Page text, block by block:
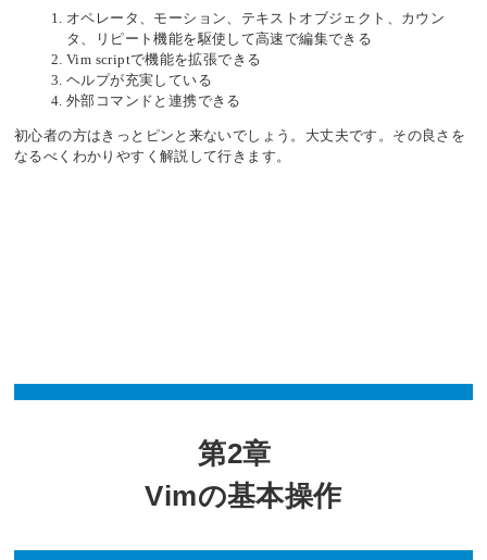
オペレータ、モーション、テキストオブジェクト、カウン
タ、リピート機能を駆使して高速で編集できる
Vim scriptで機能を拡張できる
ヘルプが充実している
外部コマンドと連携できる
初心者の方はきっとピンと来ないでしょう。大丈夫です。その良さを
なるべくわかりやすく解説して行きます。
第2章
Vimの基本操作